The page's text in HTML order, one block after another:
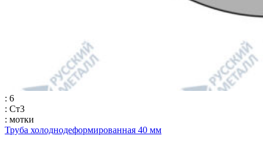
: 6
: Ст3
: мотки
Труба холоднодеформированная 40 мм